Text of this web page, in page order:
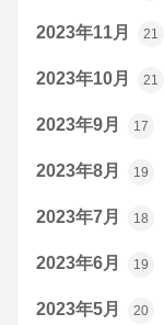
2023年11月 21
2023年10月 21
2023年9月 17
2023年8月 19
2023年7月 18
2023年6月 19
2023年5月 20